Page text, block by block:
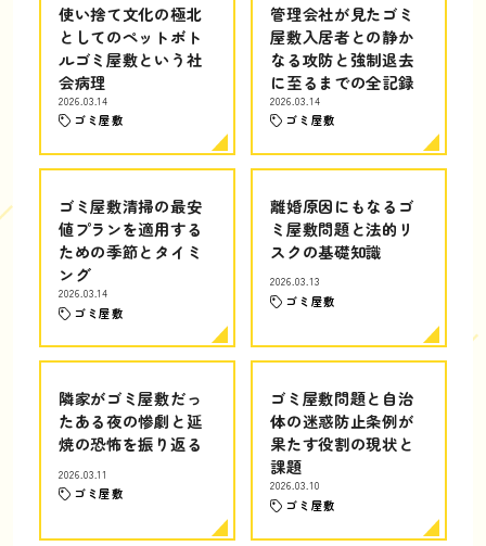
使い捨て文化の極北
としてのペットボト
ルゴミ屋敷という社
会病理
2026.03.14
ゴミ屋敷
管理会社が見たゴミ
屋敷入居者との静か
なる攻防と強制退去
に至るまでの全記録
2026.03.14
ゴミ屋敷
ゴミ屋敷清掃の最安
値プランを適用する
ための季節とタイミ
ング
2026.03.14
ゴミ屋敷
離婚原因にもなるゴ
ミ屋敷問題と法的リ
スクの基礎知識
2026.03.13
ゴミ屋敷
隣家がゴミ屋敷だっ
たある夜の惨劇と延
焼の恐怖を振り返る
2026.03.11
ゴミ屋敷
ゴミ屋敷問題と自治
体の迷惑防止条例が
果たす役割の現状と
課題
2026.03.10
ゴミ屋敷